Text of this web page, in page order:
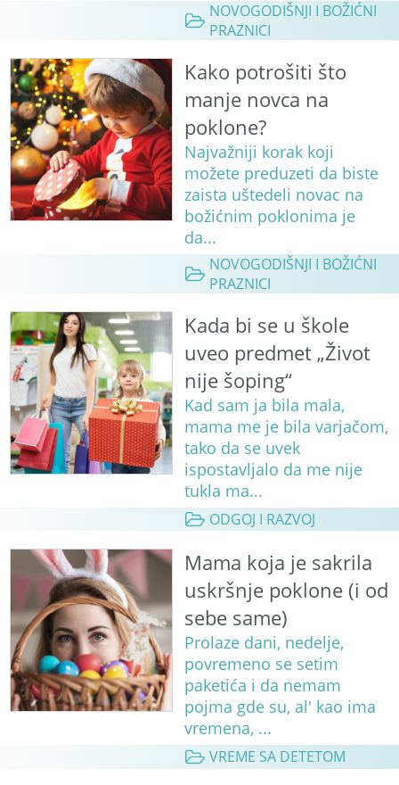
NOVOGODIŠNJI I BOŽIĆNI
PRAZNICI
Kako potrošiti što
manje novca na
poklone?
Najvažniji korak koji
možete preduzeti da biste
zaista uštedeli novac na
božićnim poklonima je
da...
NOVOGODIŠNJI I BOŽIĆNI
PRAZNICI
Kada bi se u škole
uveo predmet „Život
nije šoping“
Kad sam ja bila mala,
mama me je bila varjačom,
tako da se uvek
ispostavljalo da me nije
tukla ma...
ODGOJ I RAZVOJ
Mama koja je sakrila
uskršnje poklone (i od
sebe same)
Prolaze dani, nedelje,
povremeno se setim
paketića i da nemam
pojma gde su, al' kao ima
vremena, ...
VREME SA DETETOM